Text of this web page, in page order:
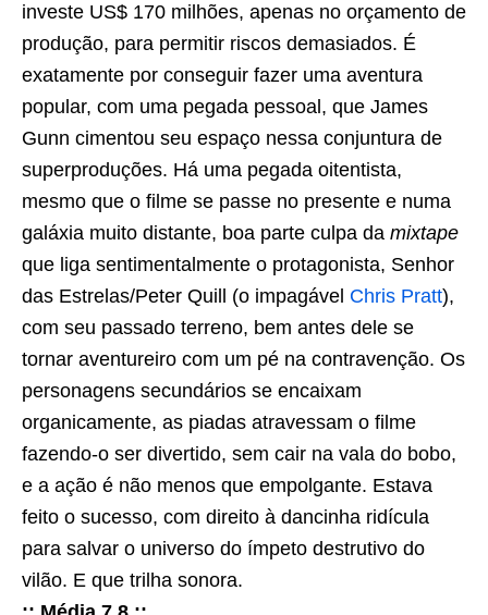
investe US$ 170 milhões, apenas no orçamento de
produção, para permitir riscos demasiados. É
exatamente por conseguir fazer uma aventura
popular, com uma pegada pessoal, que James
Gunn cimentou seu espaço nessa conjuntura de
superproduções. Há uma pegada oitentista,
mesmo que o filme se passe no presente e numa
galáxia muito distante, boa parte culpa da mixtape
que liga sentimentalmente o protagonista, Senhor
das Estrelas/Peter Quill (o impagável Chris Pratt),
com seu passado terreno, bem antes dele se
tornar aventureiro com um pé na contravenção. Os
personagens secundários se encaixam
organicamente, as piadas atravessam o filme
fazendo-o ser divertido, sem cair na vala do bobo,
e a ação é não menos que empolgante. Estava
feito o sucesso, com direito à dancinha ridícula
para salvar o universo do ímpeto destrutivo do
vilão. E que trilha sonora.